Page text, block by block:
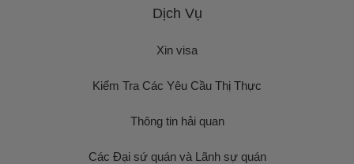
Dịch Vụ
Xin visa
Kiểm Tra Các Yêu Cầu Thị Thực
Thông tin hải quan
Các Đại sứ quán và Lãnh sự quán